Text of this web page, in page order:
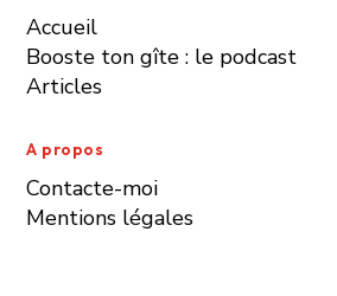
Accueil
Booste ton gîte : le podcast
Articles
A propos
Contacte-moi
Mentions légales